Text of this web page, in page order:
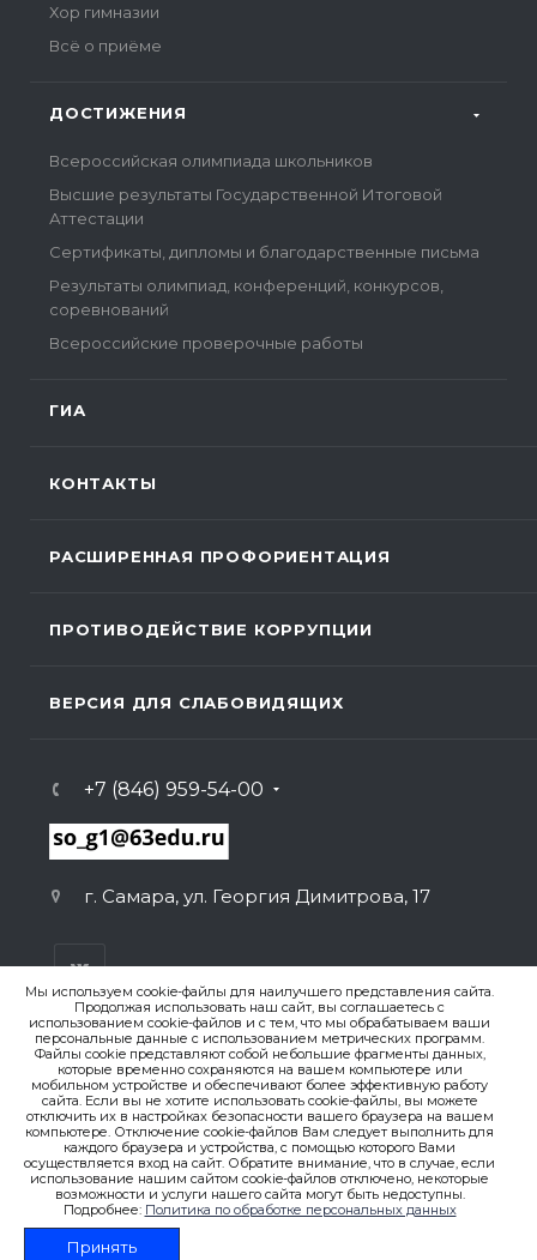
Мы используем cookie-файлы для наилучшего представления сайта.
Продолжая использовать наш сайт, вы соглашаетесь с
использованием cookie-файлов и с тем, что мы обрабатываем ваши
персональные данные с использованием метрических программ.
Файлы cookie представляют собой небольшие фрагменты данных,
которые временно сохраняются на вашем компьютере или
мобильном устройстве и обеспечивают более эффективную работу
сайта. Если вы не хотите использовать cookie-файлы, вы можете
отключить их в настройках безопасности вашего браузера на вашем
компьютере. Отключение cookie-файлов Вам следует выполнить для
каждого браузера и устройства, с помощью которого Вами
осуществляется вход на сайт. Обратите внимание, что в случае, если
использование нашим сайтом cookie-файлов отключено, некоторые
возможности и услуги нашего сайта могут быть недоступны.
Подробнее: Политика по обработке персональных данных
Принять
Хор гимназии
Всё о приёме
ДОСТИЖЕНИЯ
Всероссийская олимпиада школьников
Высшие результаты Государственной Итоговой
Аттестации
Сертификаты, дипломы и благодарственные письма
Результаты олимпиад, конференций, конкурсов,
соревнований
Всероссийские проверочные работы
ГИА
КОНТАКТЫ
РАСШИРЕННАЯ ПРОФОРИЕНТАЦИЯ
ПРОТИВОДЕЙСТВИЕ КОРРУПЦИИ
ВЕРСИЯ ДЛЯ СЛАБОВИДЯЩИХ
+7 (846) 959-54-00
г. Самара, ул. Георгия Димитрова, 17
ВЕРСИЯ ДЛЯ ПЕЧАТИ
ПОЛИТИКА КОНФИДЕНЦИАЛЬНОСТИ
© 2007-2026. , ГБОУ СО «Гимназия № 1 (Базовая школа
РАН)»
Создание сайта